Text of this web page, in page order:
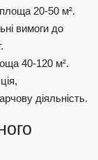
20-50 м².
вимоги до
40-120 м².
діяльність.